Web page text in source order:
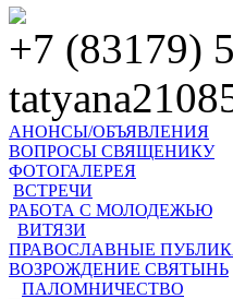
+7 (83179)
АНОНСЫ/ОБЪЯВЛЕНИЯ
ВОПРОСЫ СВЯЩЕНИКУ
ФОТОГАЛЕРЕЯ
ВСТРЕЧИ
РАБОТА С МОЛОДЕЖЬЮ
ВИТЯЗИ
ПРАВОСЛАВНЫЕ
ВОЗРОЖДЕНИЕ СВЯТЫНЬ
ПАЛОМНИЧЕСТВО